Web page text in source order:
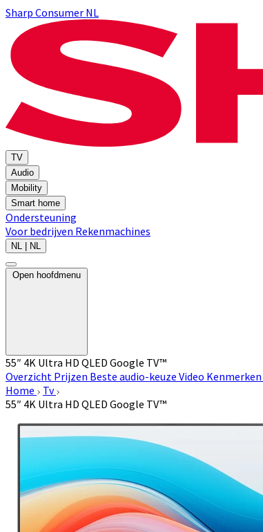
Sharp Consumer NL
TV
Audio
Mobility
Smart home
Ondersteuning
Voor bedrijven Rekenmachines
NL | NL
Open hoofdmenu
55″ 4K Ultra HD QLED Google TV™
Overzicht Prijzen Beste audio-keuze Video Kenmerken
Home
Tv
55″ 4K Ultra HD QLED Google TV™